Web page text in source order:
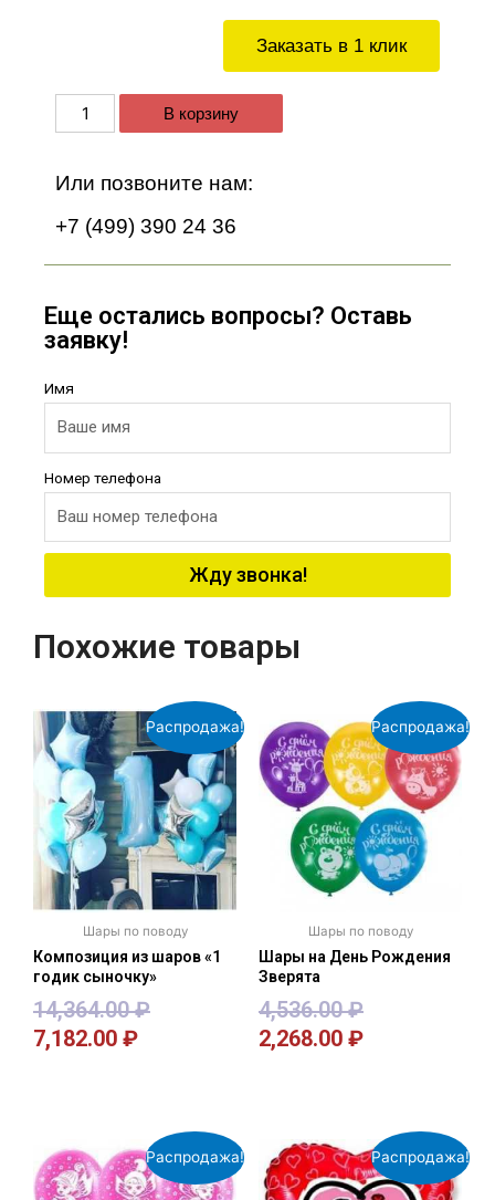
Заказать в 1 клик
В корзину
Или позвоните нам:
+7 (499) 390 24 36
Еще остались вопросы? Оставь
заявку!
Имя
Номер телефона
Жду звонка!
Похожие товары
Распродажа!
Шары по поводу
Композиция из шаров «1
годик сыночку»
14,364.00₽
7,182.00 ₽
Распродажа!
Шары по поводу
Шары на День Рождения
Зверята
4,536.00₽
2,268.00 ₽
Распродажа! Распродажа!